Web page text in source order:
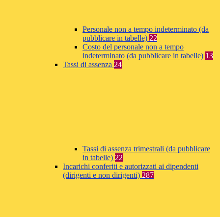
Personale non a tempo indeterminato (da
pubblicare in tabelle) 22
Costo del personale non a tempo
indeterminato (da pubblicare in tabelle) 13
Tassi di assenza 24
Tassi di assenza trimestrali (da pubblicare
in tabelle) 22
Incarichi conferiti e autorizzati ai dipendenti
(dirigenti e non dirigenti) 287